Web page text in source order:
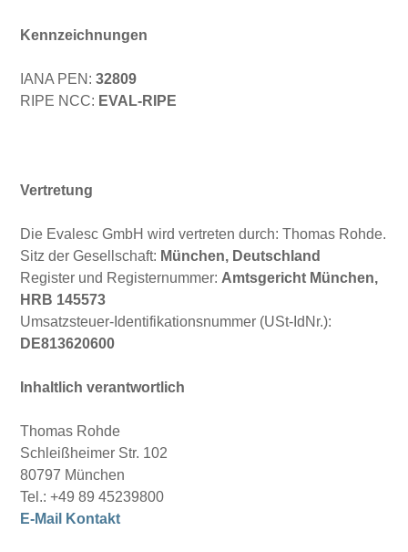
Kennzeichnungen
IANA PEN:32809
RIPE NCC: EVAL-RIPE
Vertretung
Die Evalesc GmbH wird vertreten durch: Thomas Rohde.
Sitz der Gesellschaft: München, Deutschland
Register und Registernummer: Amtsgericht München,
HRB 145573
Umsatzsteuer-Identifikationsnummer (USt-IdNr.):
DE813620600
Inhaltlich verantwortlich
Thomas Rohde
Schleißheimer Str. 102
80797 München
Tel.: +49 89 45239800
E-Mail Kontakt